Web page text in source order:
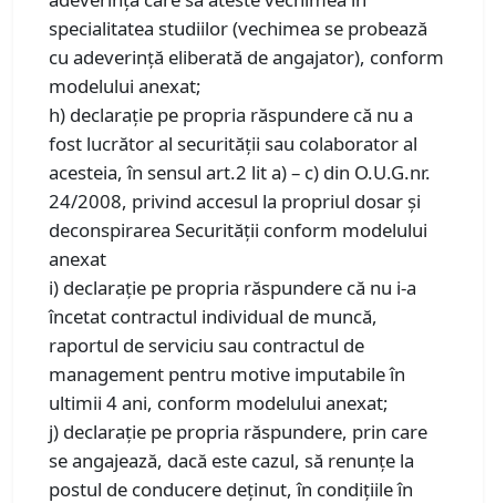
specialitatea studiilor (vechimea se probează
cu adeverință eliberată de angajator), conform
modelului anexat;
h) declarație pe propria răspundere că nu a
fost lucrător al securității sau colaborator al
acesteia, în sensul art.2 lit a) – c) din O.U.G.nr.
24/2008, privind accesul la propriul dosar și
deconspirarea Securității conform modelului
anexat
i) declarație pe propria răspundere că nu i-a
încetat contractul individual de muncă,
raportul de serviciu sau contractul de
management pentru motive imputabile în
ultimii 4 ani, conform modelului anexat;
j) declaraţie pe propria răspundere, prin care
se angajează, dacă este cazul, să renunţe la
postul de conducere deţinut, în condiţiile în